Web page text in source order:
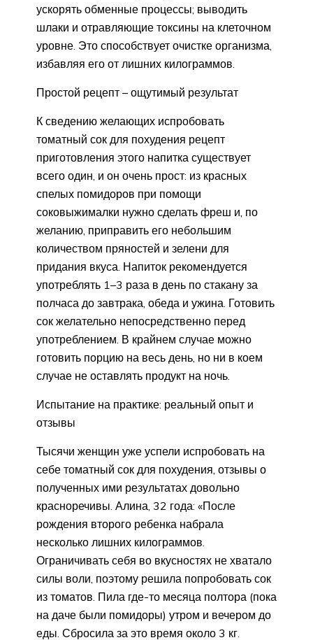
ускорять обменные процессы; выводить
шлаки и отравляющие токсины на клеточном
уровне. Это способствует очистке организма,
избавляя его от лишних килограммов.
Простой рецепт – ощутимый результат
К сведению желающих испробовать
томатный сок для похудения рецепт
приготовления этого напитка существует
всего один, и он очень прост: из красных
спелых помидоров при помощи
соковыжималки нужно сделать фреш и, по
желанию, приправить его небольшим
количеством пряностей и зелени для
придания вкуса. Напиток рекомендуется
употреблять 1–3 раза в день по стакану за
полчаса до завтрака, обеда и ужина. Готовить
сок желательно непосредственно перед
употреблением. В крайнем случае можно
готовить порцию на весь день, но ни в коем
случае не оставлять продукт на ночь.
Испытание на практике: реальный опыт и
отзывы
Тысячи женщин уже успели испробовать на
себе томатный сок для похудения, отзывы о
полученных ими результатах довольно
красноречивы. Алина, 32 года: «После
рождения второго ребенка набрала
несколько лишних килограммов.
Ограничивать себя во вкусностях не хватало
силы воли, поэтому решила попробовать сок
из томатов. Пила где-то месяца полтора (пока
на даче были помидоры) утром и вечером до
еды. Сбросила за это время около 3 кг.